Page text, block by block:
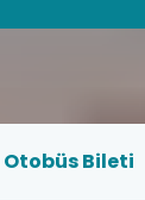
Otobüs Bileti